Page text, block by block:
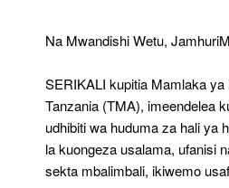
Na Mwandishi Wetu,
SERIKALI kupitia Mamlaka
Tanzania (TMA), imeendelea
udhibiti wa huduma za hali ya
la kuongeza usalama, ufanisi
sekta mbalimbali, ikiwemo